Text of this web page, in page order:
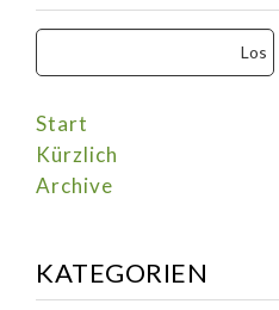
Start
Kürzlich
Archive
KATEGORIEN